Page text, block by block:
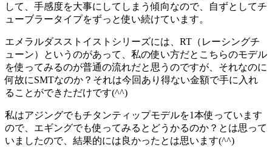
して、手感度を大事にしてしまう傾向なので、自ずとしてチ
ューブラータイプをずっと使い続けています。
エメラルダスストイストシリーズには、RT（レーシングチ
ューン）というのがあって、私の使い方だとこちらのモデル
を使ってみるのが普通の流れだと思うのですが、それなのに
何故にSMTなのか？それは今回あり得ない金額で手に入れ
ることができただけです(^^)
私はアジングでもチタンティップモデルを1本使っています
ので、エギングでも使ってみるとどうかるのか？とは思って
いましたので、結果的には良かったとは思います(^^)